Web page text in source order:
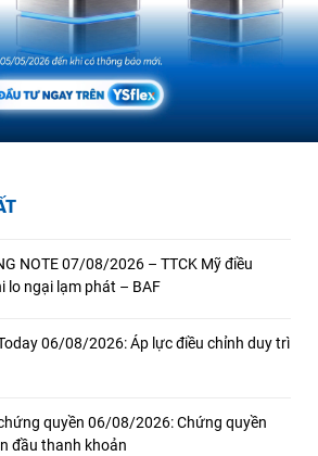
NOTE 07/08/2026 – TTCK Mỹ điều
lo ngại lạm phát – BAF
06/08/2026: Áp lực điều chỉnh duy trì
quyền 06/08/2026: Chứng quyền
đầu thanh khoản